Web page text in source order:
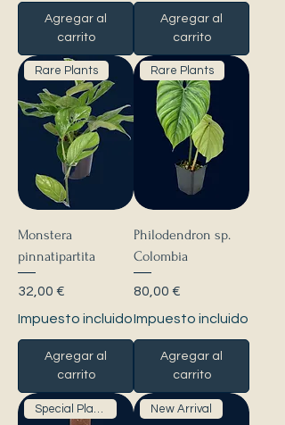
Agregar al
carrito
Agregar al
carrito
Rare Plants
Monstera
pinnatipartita
Precio
32,00 €
Impuesto incluido
Agregar al
carrito
Rare Plants
Philodendron sp.
Colombia
Precio
80,00 €
Impuesto incluido
Agregar al
carrito
New Arrival